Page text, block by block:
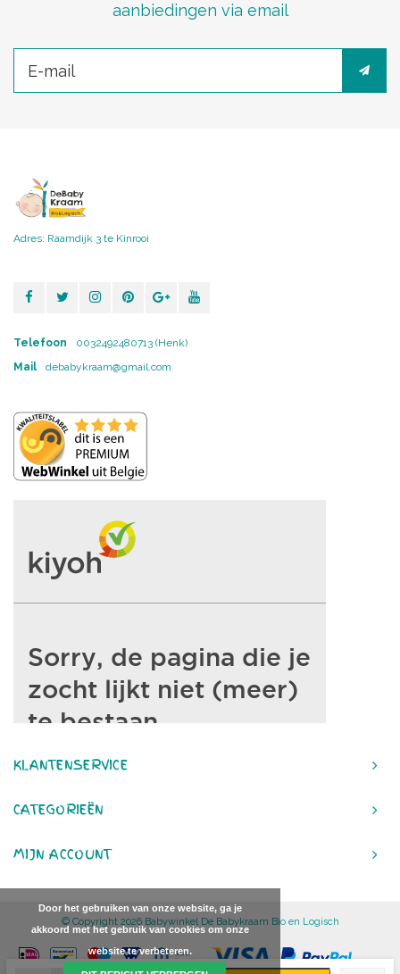
aanbiedingen via email
Adres: Raamdijk 3 te Kinrooi
Telefoon
0032492480713 (Henk)
Mail
debabykraam@gmail.com
KLANTENSERVICE
CATEGORIEËN
MIJN ACCOUNT
© Copyright 2026 Babywinkel De Babykraam Bio en Logisch
Door het gebruiken van onze website, ga je
akkoord met het gebruik van cookies om onze
website te verbeteren.